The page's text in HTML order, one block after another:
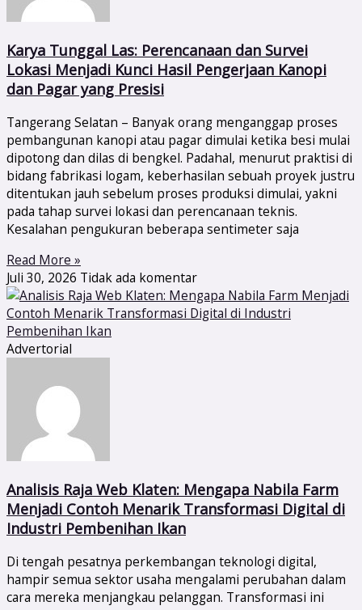
Karya Tunggal Las: Perencanaan dan Survei
Lokasi Menjadi Kunci Hasil Pengerjaan Kanopi
dan Pagar yang Presisi
Tangerang Selatan – Banyak orang menganggap proses
pembangunan kanopi atau pagar dimulai ketika besi mulai
dipotong dan dilas di bengkel. Padahal, menurut praktisi di
bidang fabrikasi logam, keberhasilan sebuah proyek justru
ditentukan jauh sebelum proses produksi dimulai, yakni
pada tahap survei lokasi dan perencanaan teknis.
Kesalahan pengukuran beberapa sentimeter saja
Read More »
Juli 30, 2026 Tidak ada komentar
Advertorial
Analisis Raja Web Klaten: Mengapa Nabila Farm
Menjadi Contoh Menarik Transformasi Digital di
Industri Pembenihan Ikan
Di tengah pesatnya perkembangan teknologi digital,
hampir semua sektor usaha mengalami perubahan dalam
cara mereka menjangkau pelanggan. Transformasi ini